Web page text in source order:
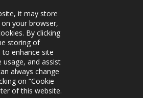
System til ACCIONA
it may store
your browser,
By clicking
storing of
enhance site
usage, and assist
always change
on “Cookie
of this website.